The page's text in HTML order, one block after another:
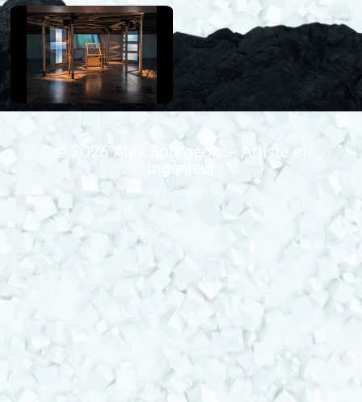
© 2026Alex Bourgeois – Artiste et
Ingénieur
Anders Norén